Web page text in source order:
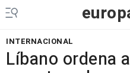
INTERNACIONAL
Líbano ordena